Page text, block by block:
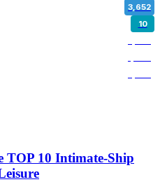
3,652
10
TOP 10 Intimate-Ship